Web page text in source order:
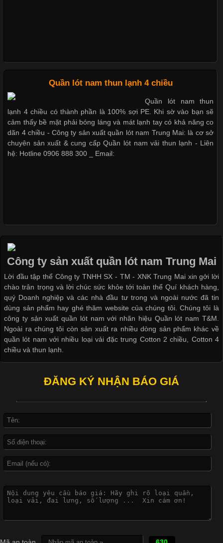
Cập nhật 2026-05-20 14:58:56
Vải thun là một trong những chất liệu được sử dụng rộng rãi
nhất trong ngành thời trang nhờ đặc tính co giãn, mềm mại và
thoải mái khi mặc. Từ áo thun, đồ thể thao cho đến đồ lót nam,
vải thun luôn đóng vai trò quan trọng trong quá trình sản xuất.
Hiện nay, nhu cầu tìm kiếm quần lót nam giá
Các Form Áo Thun Phổ Biến Hiện Nay Và Xu Hướng Trong
Ngành May Mặc Áo thun là một trong những trang phục quen
thuộc và được sử dụng phổ biến nhất hiện nay. Không chỉ đa
dạng về màu sắc hay chất liệu, áo thun còn có nhiều form dáng
khác nhau để phù hợp với từng phong cách thời trang và nhu
cầu
Khám Phá Áo Phông Trang Phục Phổ Biến Nhất Hiện Nay
Áo phông là một trong những trang phục phổ biến nhất trong
Không chỉ xuất hiện trong thời trang thường ngày, áo phông còn
được ứng dụng rộng rãi trong ngành sản xuất may mặc, đặc
Đại
Cập nhật 2026-04-21 15:41:03
In Chuyển Nhiệt Là Gì? Công Nghệ In Hiện Đại Trong Ngành
Quần lót nam thun lạnh 4 chiều
Quần lót nam thun
lạnh 4 chiều có thành phần là 100% sợi PE. Khi sờ vào bạn sẽ
cảm thấy bề mặt phải bóng láng và mát lạnh tay có khả năng co
dãn 4 chiều - Công ty sản xuất quần lót nam Trung Mai: là cơ sở
chuyên sản xuất & cung cấp Quần lót nam vải thun lạnh - Liên
hệ: Hotline 0906 888 300 _ Email:
Công ty sản xuất quần lót nam Trung Mai
Lời đầu tập thể Công ty TNHH SX - TM - XNK Trung Mai xin gởi lời
chào trân trọng và lời chúc sức khỏe tới toàn thể Quí khách hàng,
quý Doanh nghiệp và các nhà đầu tư trong và ngoài nước đã tin
dùng sản phẩm hay ghé thăm website của chúng tôi. Chúng tôi là
công ty sản xuất quần lót nam với nhãn hiệu Quần lót nam T&M.
Ngoài ra chúng tôi còn sản xuất ra nhiều dòng sản phẩm khác về
quần lót nam với nhiều loại vải đặc trung Cotton 2 chiều, Cotton 4
chiều và thun lạnh.
ĐĂNG KÝ NHẬN BÁO GIÁ